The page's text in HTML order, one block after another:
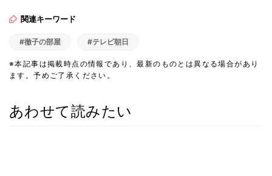
関連キーワード
#徹子の部屋 #テレビ朝日
※本記事は掲載時点の情報であり、最新のものとは異なる場合があり
ます。予めご了承ください。
あわせて読みたい